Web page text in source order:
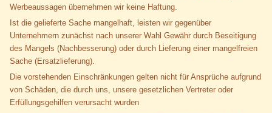
Werbeaussagen übernehmen wir keine Haftung.
Ist die gelieferte Sache mangelhaft, leisten wir gegenüber
Unternehmern zunächst nach unserer Wahl Gewähr durch Beseitigung
des Mangels (Nachbesserung) oder durch Lieferung einer mangelfreien
Sache (Ersatzlieferung).
Die vorstehenden Einschränkungen gelten nicht für Ansprüche aufgrund
von Schäden, die durch uns, unsere gesetzlichen Vertreter oder
Erfüllungsgehilfen verursacht wurden